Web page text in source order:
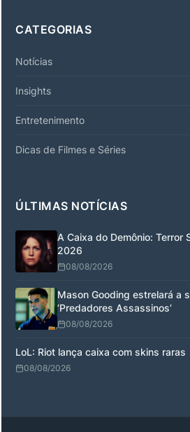
CATEGORIAS
Notícias
Insights
Entretenimento
Dicas de Filmes e Séries
ÚLTIMAS NOTÍCIAS
A Caixa do Demônio: Terror
2026
08/08/2026
Mason Gooding estrelará a
‘Predadores Assassinos’
08/08/2026
LoL: Riot lança caixa com skins raras
08/08/2026